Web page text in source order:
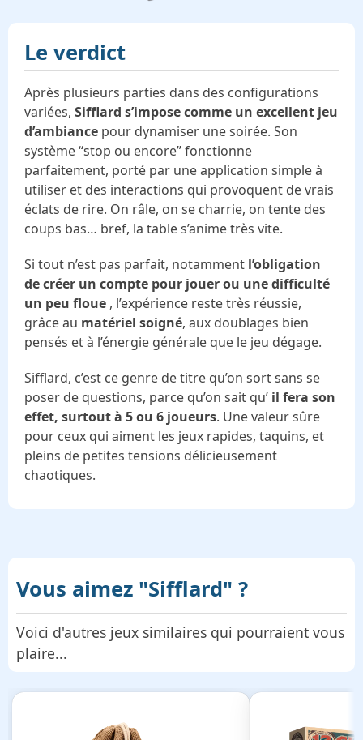
Le verdict
Après plusieurs parties dans des configurations
variées, Sifflard s’impose comme un excellent jeu
d’ambiance pour dynamiser une soirée. Son
système “stop ou encore” fonctionne
parfaitement, porté par une application simple à
utiliser et des interactions qui provoquent de vrais
éclats de rire. On râle, on se charrie, on tente des
coups bas… bref, la table s’anime très vite.
Si tout n’est pas parfait, notamment l’obligation
de créer un compte pour jouer ou une difficulté
un peu floue , l’expérience reste très réussie,
grâce au matériel soigné, aux doublages bien
pensés et à l’énergie générale que le jeu dégage.
Sifflard, c’est ce genre de titre qu’on sort sans se
poser de questions, parce qu’on sait qu’ il fera son
effet, surtout à 5 ou 6 joueurs. Une valeur sûre
pour ceux qui aiment les jeux rapides, taquins, et
pleins de petites tensions délicieusement
chaotiques.
Vous aimez "Sifflard" ?
Voici d'autres jeux similaires qui pourraient vous
plaire...